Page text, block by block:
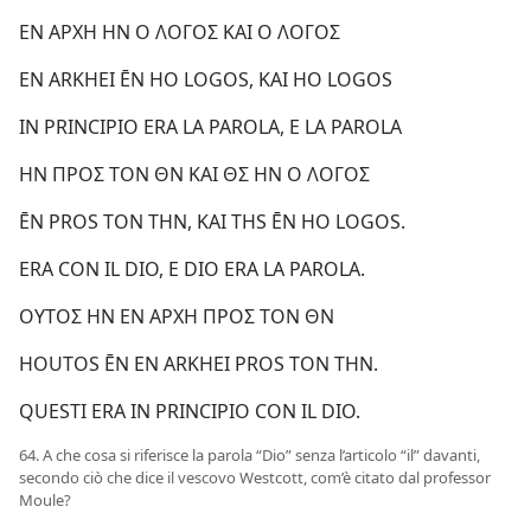
ΕΝ ΑΡΧΗ ΗΝ Ο ΛΟΓΟΣ ΚΑΙ Ο ΛΟΓΟΣ
EN ARKHEI ĒN HO LOGOS, KAI HO LOGOS
IN PRINCIPIO ERA LA PAROLA, E LA PAROLA
ΗΝ ΠΡΟΣ ΤΟΝ ΘΝ ΚΑΙ ΘΣ ΗΝ Ο ΛΟΓΟΣ
ĒN PROS TON THN, KAI THS ĒN HO LOGOS.
ERA CON IL DIO, E DIO ERA LA PAROLA.
ΟΥΤΟΣ ΗΝ ΕΝ ΑΡΧΗ ΠΡΟΣ ΤΟΝ ΘΝ
HOUTOS ĒN EN ARKHEI PROS TON THN.
QUESTI ERA IN PRINCIPIO CON IL DIO.
64. A che cosa si riferisce la parola “Dio” senza l’articolo “il” davanti,
secondo ciò che dice il vescovo Westcott, com’è citato dal professor
Moule?